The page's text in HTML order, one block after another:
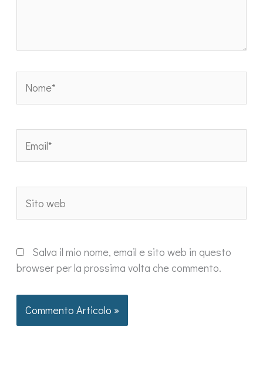
web
Salva il mio nome, email e sito web in questo
browser per la prossima volta che commento.